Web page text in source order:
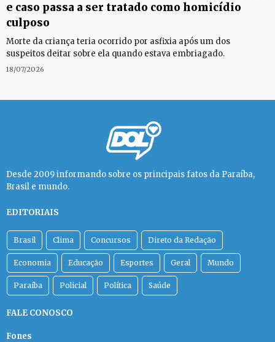
e caso passa a ser tratado como homicídio
culposo
Morte da criança teria ocorrido por asfixia após um dos
suspeitos deitar sobre ela quando estava embriagado.
18/07/2026
Desde 2009 informando sobre os principais fatos da Paraíba,
Brasil e mundo.
EDITORIAIS
Brasil Clima Concursos Direto da Redação
Economia Educação Esportes Geral Mundo
Paraíba Policial Política Saúde
FALE CONOSCO
Fones